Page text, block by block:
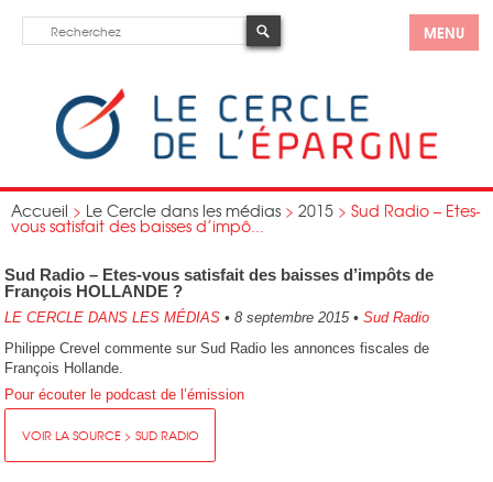
MENU
Accueil > Le Cercle dans les médias > 2015 > Sud Radio – Etes-
vous satisfait des baisses d’impô...
Sud Radio – Etes-vous satisfait des baisses d’impôts de
François HOLLANDE ?
LE CERCLE DANS LES MÉDIAS • 8 septembre 2015• Sud Radio
Philippe Crevel commente sur Sud Radio les annonces fiscales de
François Hollande.
Pour écouter le podcast de l’émission
VOIR LA SOURCE > SUD RADIO